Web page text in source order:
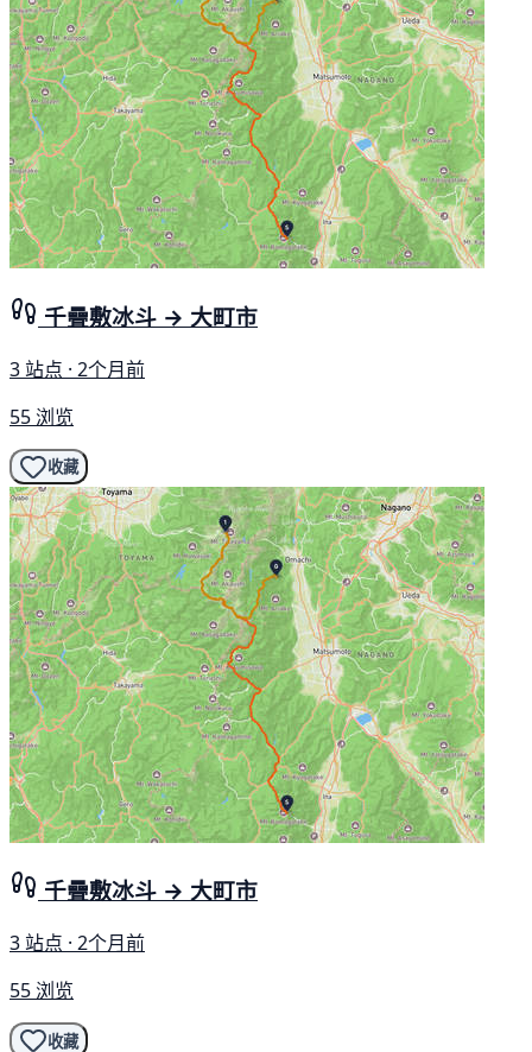
千疊敷冰斗 → 大町市
3 站点 · 2个月前
55 浏览
收藏
千疊敷冰斗 → 大町市
3 站点 · 2个月前
55 浏览
收藏